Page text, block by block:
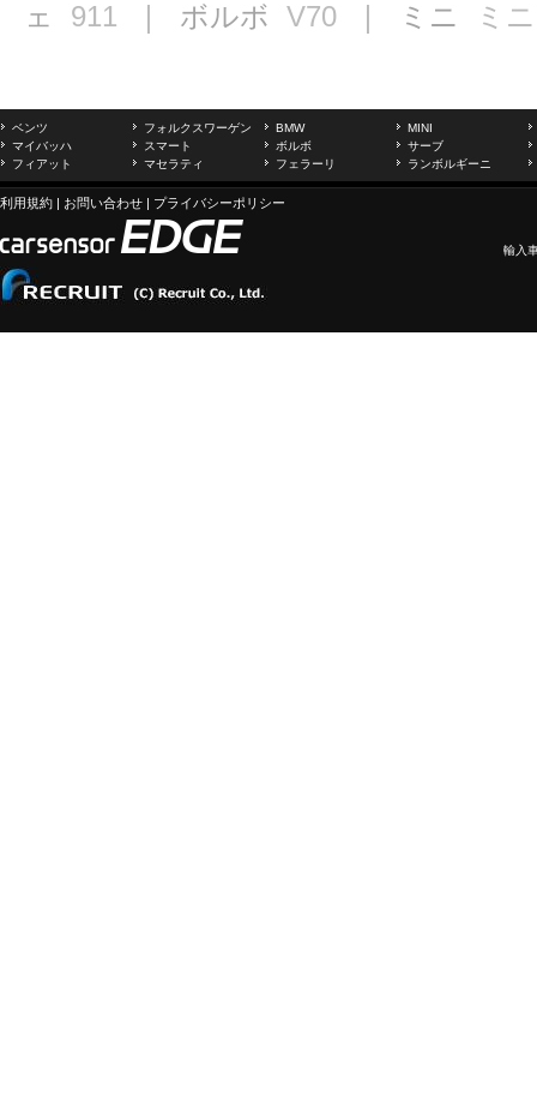
ェ 911 ｜ ボルボ V70 ｜ ミニ ミニ
ベンツ フォルクスワーゲン BMW
MINI
マイバッハ
スマート ボルボ
サーブ
フィアット
マセラティ フェラーリ ランボルギーニ
利用規約 | お問い合わせ | プライバシーポリシー
輸入